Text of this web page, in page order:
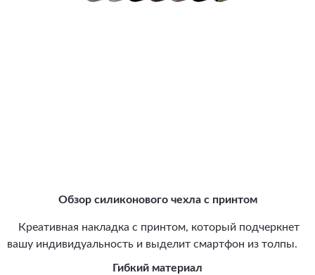
Обзор силиконового чехла с принтом
Креативная накладка с принтом, который подчеркнет
вашу индивидуальность и выделит смартфон из толпы.
Гибкий материал